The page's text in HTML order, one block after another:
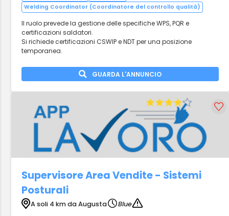
Welding Coordinator (Coordinatore del controllo qualità)
Il ruolo prevede la gestione delle specifiche WPS, PQR e
certificazioni saldatori.
Si richiede certificazioni CSWIP e NDT per una posizione
temporanea.
GUARDA L'ANNUNCIO
Supervisore Area Vendite - Sistemi
Posturali
A soli 4 km da Augusta
Blue